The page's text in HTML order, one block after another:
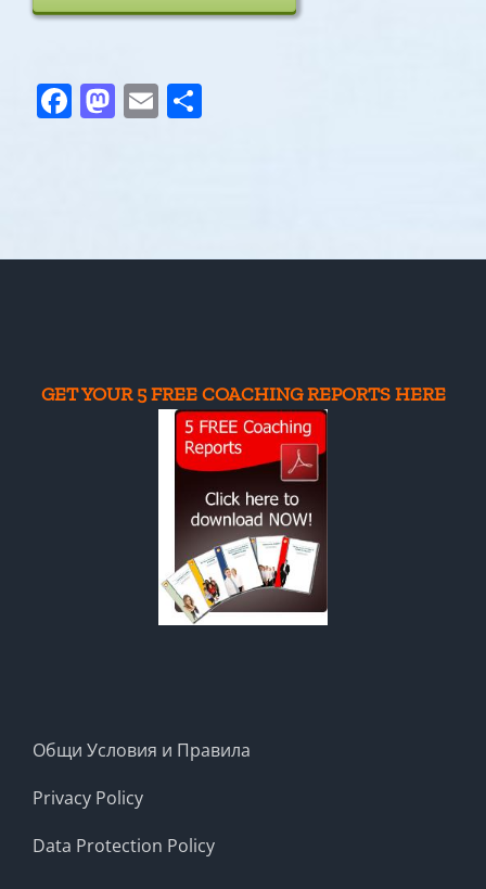
Facebook
Mastodon
Email
GET YOUR 5 FREE COACHING REPORTS HERE
Общи Условия и Правила
Privacy Policy
Data Protection Policy